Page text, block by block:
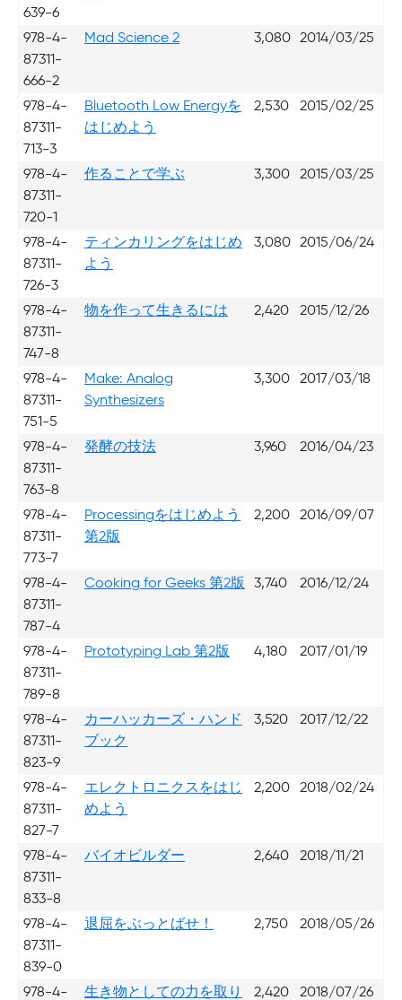
639-6
978-4-
87311-
666-2
Mad Science 2 3,080 2014/03/25
978-4-
87311-
713-3
Bluetooth Low Energyを
はじめよう
2,530 2015/02/25
978-4-
87311-
720-1
作ることで学ぶ 3,300 2015/03/25
978-4-
87311-
726-3
ティンカリングをはじめ
よう
3,080 2015/06/24
978-4-
87311-
747-8
物を作って生きるには 2,420 2015/12/26
978-4-
87311-
751-5
Make: Analog
Synthesizers
3,300 2017/03/18
978-4-
87311-
763-8
発酵の技法 3,960 2016/04/23
978-4-
87311-
773-7
Processingをはじめよう
第2版
2,200 2016/09/07
978-4-
87311-
787-4
Cooking for Geeks 第2版 3,740 2016/12/24
978-4-
87311-
789-8
Prototyping Lab 第2版 4,180 2017/01/19
978-4-
87311-
823-9
カーハッカーズ・ハンド
ブック
3,520 2017/12/22
978-4-
87311-
827-7
エレクトロニクスをはじ
めよう
2,200 2018/02/24
978-4-
87311-
833-8
バイオビルダー 2,640 2018/11/21
978-4-
87311-
839-0
退屈をぶっとばせ！ 2,750 2018/05/26
978-4- 生き物としての力を取り 2,420 2018/07/26